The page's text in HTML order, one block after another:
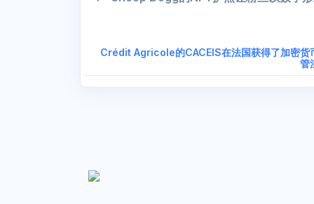
Crédit Agricole的CACEIS在法国获得了加密货
管